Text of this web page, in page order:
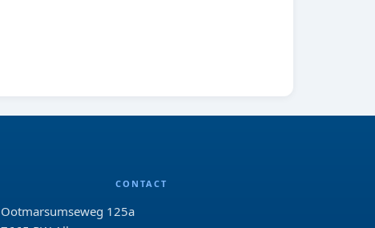
CONTACT
Ootmarsumseweg 125a